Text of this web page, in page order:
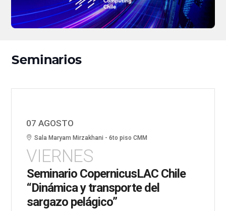
Seminarios
07 AGOSTO
Sala Maryam Mirzakhani - 6to piso CMM
VIERNES
Seminario CopernicusLAC Chile
“Dinámica y transporte del
sargazo pelágico”